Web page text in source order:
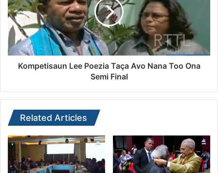
Kompetisaun Lee Poezia Taça Avo Nana Too Ona
Semi Final
Related Articles